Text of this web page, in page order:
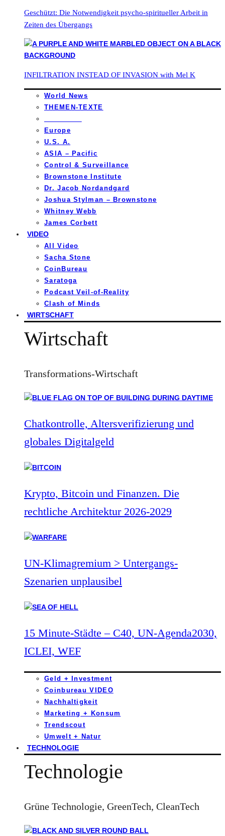
Geschützt: Die Notwendigkeit psycho-spiritueller Arbeit in
Zeiten des Übergangs
INFILTRATION INSTEAD OF INVASION with Mel K
World News
THEMEN-TEXTE
Europe
U.S. A.
ASIA – Pacific
Control & Surveillance
Brownstone Institute
Dr. Jacob Nordandgard
Joshua Stylman – Brownstone
Whitney Webb
James Corbett
VIDEO
All Video
Sacha Stone
CoinBureau
Saratoga
Podcast Veil-of-Reality
Clash of Minds
WIRTSCHAFT
Wirtschaft
Transformations-Wirtschaft
Chatkontrolle, Altersverifizierung und
globales Digitalgeld
Krypto, Bitcoin und Finanzen. Die
rechtliche Architektur 2026-2029
UN-Klimagremium > Untergangs-
Szenarien unplausibel
15 Minute-Städte – C40, UN-Agenda2030,
ICLEI, WEF
Geld + Investment
Coinbureau VIDEO
Nachhaltigkeit
Marketing + Konsum
Trendscout
Umwelt + Natur
TECHNOLOGIE
Technologie
Grüne Technologie, GreenTech, CleanTech